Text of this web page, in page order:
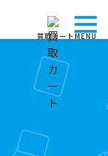
買取カートMENU